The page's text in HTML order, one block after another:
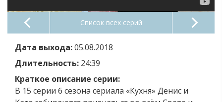
Список всех серий
Дата выхода:05.08.2018
Длительность: 24:39
Краткое описание серии:
В 15 серии 6 сезона сериала «Кухня» Денис и